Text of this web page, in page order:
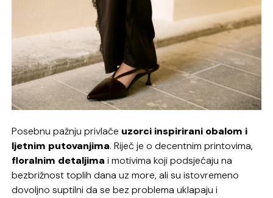
Posebnu pažnju privlače uzorci inspirirani obalom i
ljetnim putovanjima. Riječ je o decentnim printovima,
floralnim detaljima i motivima koji podsjećaju na
bezbrižnost toplih dana uz more, ali su istovremeno
dovoljno suptilni da se bez problema uklapaju i